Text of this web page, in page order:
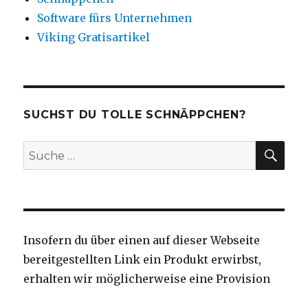
Software fürs Unternehmen
Viking Gratisartikel
SUCHST DU TOLLE SCHNÄPPCHEN?
Suche
nach:
Insofern du über einen auf dieser Webseite
bereitgestellten Link ein Produkt erwirbst,
erhalten wir möglicherweise eine Provision